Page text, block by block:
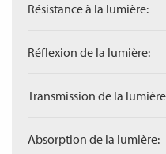
Résistance à la lumière:
Réflexion de la lumière:
Transmission de la
Absorption de la lumière: